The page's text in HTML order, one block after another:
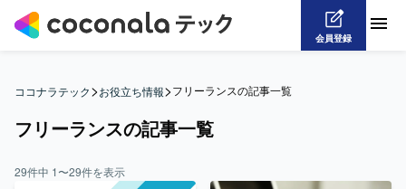
会員登録
ココナラテック>お役立ち情報>フリーランスの記事一覧
フリーランスの記事一覧
29件中 1〜29件を表示